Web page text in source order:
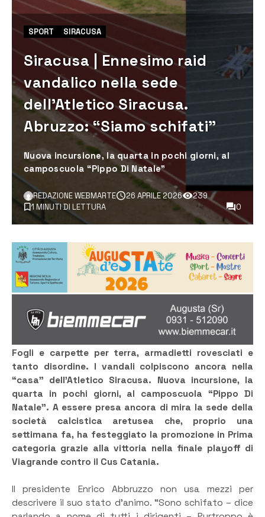
SPORT SIRACUSA
Siracusa | Ennesimo raid
vandalico nella sede
dell’Atletico Siracusa.
Abruzzo: “Siamo schifati”
Nuova incursione, la quarta in pochi giorni, al
camposcuola “Pippo Di Natale”
REDAZIONE WEBMARTE 26 APRILE 2026
239
1 MINUTI DI LETTURA
0
Fogli e carpette per terra, armadietti rovesciati e
tanto disordine. I vandali colpiscono ancora nella
“casa” dell’Atletico Siracusa. Nuova incursione, la
quarta in pochi giorni, al camposcuola “Pippo Di
Natale”. A essere presa ancora di mira la sede della
società calcistica aretusea che, proprio una
settimana fa, ha festeggiato la promozione in Prima
categoria grazie alla vittoria nella finale playoff di
Viagrande contro il Cus Catania.
Il presidente Enrico Abbruzzo non usa mezzi per
descrivere il suo stato d’animo. “Sono schifato – dice